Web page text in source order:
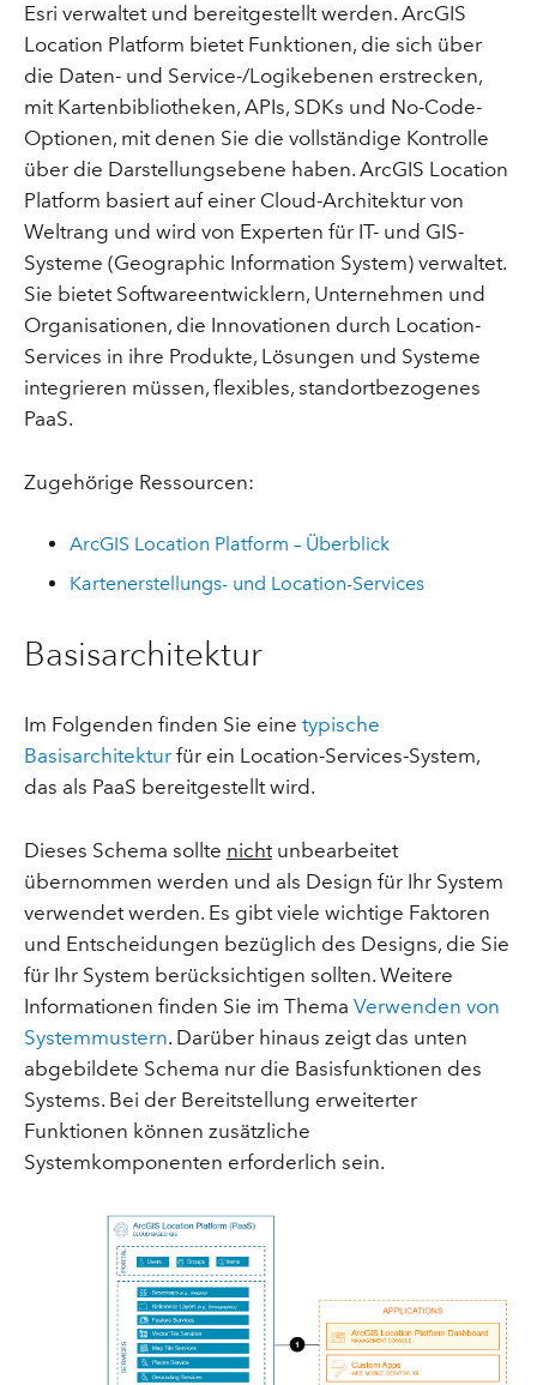
Esri verwaltet und bereitgestellt werden. ArcGIS
Location Platform bietet Funktionen, die sich über
die Daten- und Service-/Logikebenen erstrecken,
mit Kartenbibliotheken, APIs, SDKs und No-Code-
Optionen, mit denen Sie die vollständige Kontrolle
über die Darstellungsebene haben. ArcGIS Location
Platform basiert auf einer Cloud-Architektur von
Weltrang und wird von Experten für IT- und GIS-
Systeme (Geographic Information System) verwaltet.
Sie bietet Softwareentwicklern, Unternehmen und
Organisationen, die Innovationen durch Location-
Services in ihre Produkte, Lösungen und Systeme
integrieren müssen, flexibles, standortbezogenes
PaaS.
Zugehörige Ressourcen:
ArcGIS Location Platform – Überblick
Kartenerstellungs- und Location-Services
Basisarchitektur
Im Folgenden finden Sie eine typische
Basisarchitekturfür ein Location-Services-System,
das als PaaS bereitgestellt wird.
Dieses Schema sollte nichtunbearbeitet
übernommen werden und als Design für Ihr System
verwendet werden. Es gibt viele wichtige Faktoren
und Entscheidungen bezüglich des Designs, die Sie
für Ihr System berücksichtigen sollten. Weitere
Informationen finden Sie im Thema Verwenden von
Systemmustern. Darüber hinaus zeigt das unten
abgebildete Schema nur die Basisfunktionen des
Systems. Bei der Bereitstellung erweiterter
Funktionen können zusätzliche
Systemkomponenten erforderlich sein.